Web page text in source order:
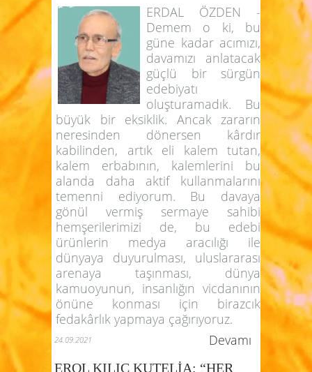
ERDAL ÖZDEN -
Demem o ki, bu
güne kadar acımızı,
davamızı anlatacak
güçlü bir sürgün
edebiyatı
oluşturamadık. Bu
büyük bir eksiklik. Ancak zararın
neresinden dönersen kârdır
kabilinden, artık eli kalem tutan,
kalem erbabının, kalemlerini bu
alanda daha aktif kullanmalarını
temenni ediyorum. Bu davaya
gönül vermiş sermaye sahibi
hemşerilerimizi de, bu edebi
ürünlerin medya aracılığı ile
dünyaya duyurulması, uluslararası
arenaya taşınması, dünya
kamuoyunun, insanlığın vicdanının
önüne konması için birazcık
fedakârlık yapmaya çağırıyoruz.
24.09.2021 Devamı
EROL KILIÇ KUTELİA: “HER